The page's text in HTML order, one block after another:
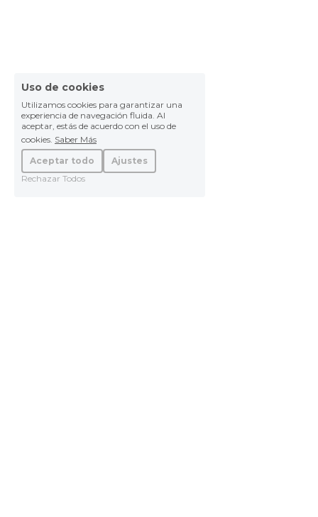
Uso de cookies
Utilizamos cookies para garantizar una
experiencia de navegación fluida. Al
aceptar, estás de acuerdo con el uso de
cookies. Saber Más
Aceptar todo
Ajustes
Rechazar Todos